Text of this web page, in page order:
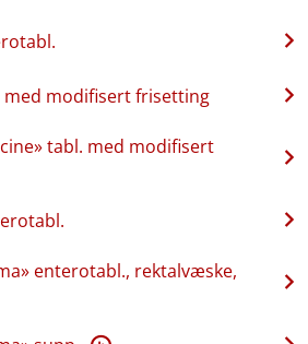
med modifisert frisetting
tabl. med modifisert
enterotabl., rektalvæske,